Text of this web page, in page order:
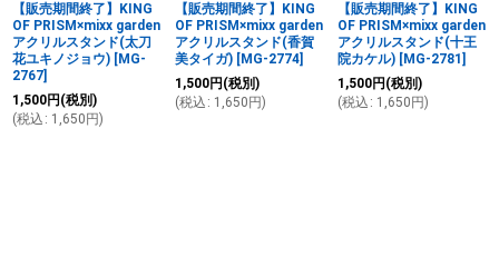
【販売期間終了】KING
OF PRISM×mixx garden
アクリルスタンド(太刀
花ユキノジョウ) [MG-
2767]
1,500円 (税別)
(税込 : 1,650 円)
【販売期間終了】KING
OF PRISM×mixx garden
アクリルスタンド(香賀
美タイガ) [MG-2774]
1,500円 (税別)
(税込 : 1,650 円)
【販売期間終了】KING
OF PRISM×mixx garden
アクリルスタンド(十王
院カケル) [MG-2781 ]
1,500円 (税別)
(税込 : 1,650 円)